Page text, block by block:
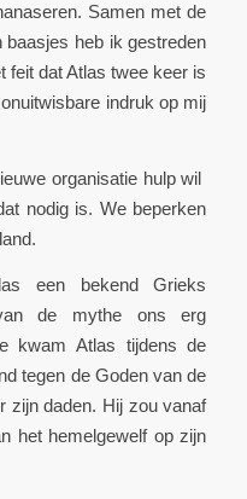
Samen met de
heb ik gestreden
feit dat Atlas twee keer is
indruk op mij
organisatie hulp wil
nodig is. We beperken
een bekend Grieks
de mythe ons erg
kwam Atlas tijdens de
tegen de Goden van de
zijn daden. Hij zou vanaf
het hemelgewelf op zijn